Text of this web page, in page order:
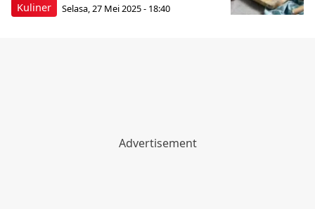
Kuliner Selasa, 27 Mei 2025 - 18:40